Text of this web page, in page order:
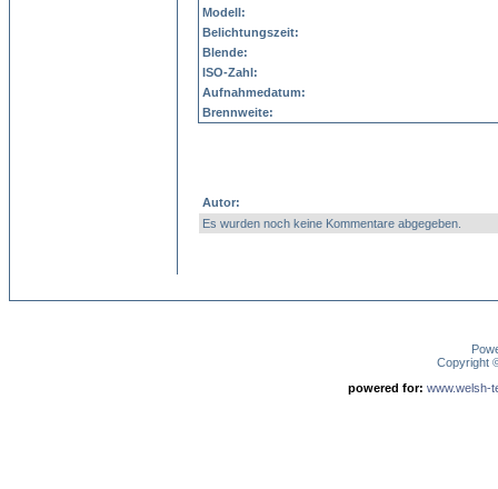
Modell:
Belichtungszeit:
Blende:
ISO-Zahl:
Aufnahmedatum:
Brennweite:
Autor:
Es wurden noch keine Kommentare abgegeben.
Copyright
powered for: www.welsh-